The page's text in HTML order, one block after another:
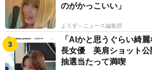
のがかっこいい」
よろず～ニュース編集部
「AIかと思うぐらい綺
長女優 美肩ショット
抽選当たって満喫